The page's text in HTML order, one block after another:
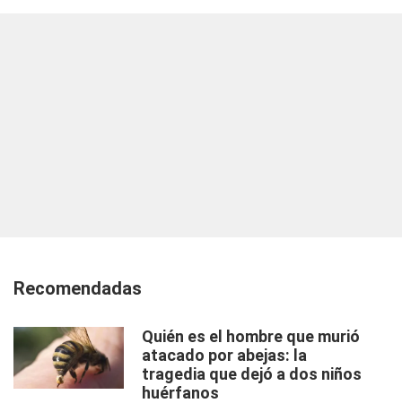
Recomendadas
Quién es el hombre que murió
atacado por abejas: la
tragedia que dejó a dos niños
huérfanos